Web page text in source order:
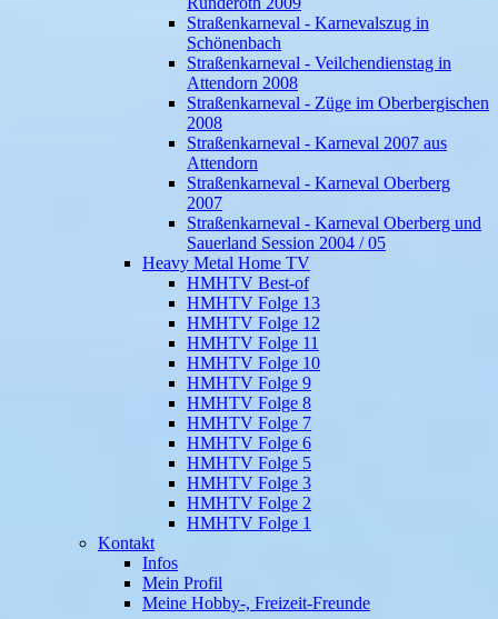
Straßenkarneval - Karnevalszug in
Schönenbach
Straßenkarneval - Veilchendienstag in
Attendorn 2008
Straßenkarneval - Züge im Oberbergischen
2008
Straßenkarneval - Karneval 2007 aus
Attendorn
Straßenkarneval - Karneval Oberberg
2007
Straßenkarneval - Karneval Oberberg und
Sauerland Session 2004 / 05
Heavy Metal Home TV
HMHTV Best-of
HMHTV Folge 13
HMHTV Folge 12
HMHTV Folge 11
HMHTV Folge 10
HMHTV Folge 9
HMHTV Folge 8
HMHTV Folge 7
HMHTV Folge 6
HMHTV Folge 5
HMHTV Folge 3
HMHTV Folge 2
HMHTV Folge 1
Kontakt
Infos
Mein Profil
Meine Hobby-, Freizeit-Freunde